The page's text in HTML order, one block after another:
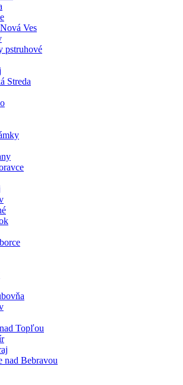
Ves
pstruhové
Streda
Topľou
nad Bebravou